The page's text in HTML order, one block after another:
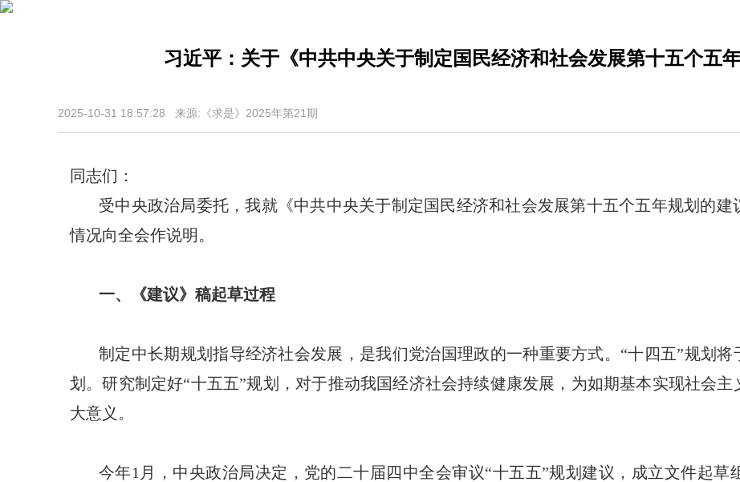
习近平：关于《中共中央关于制定国民经济和社会发展第十五个五
2025-10-31 18:57:28 来源:《求是》2025年第21期
同志们：
受中央政治局委托，我就《中共中央关于制定国民经济和社会发展第十五个五年规划的
情况向全会作说明。
一、《建议》稿起草过程
制定中长期规划指导经济社会发展，是我们党治国理政的一种重要方式。“十四五”规划
划。研究制定好“十五五”规划，对于推动我国经济社会持续健康发展，为如期基本实现社会
大意义。
今年1月，中央政治局决定，党的二十届四中全会审议“十五五”规划建议，成立文件起